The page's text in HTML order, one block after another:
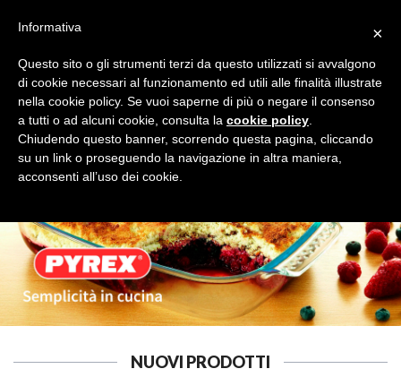
PICCOLI ELETTRODOMESTICI Cerca
NUOVI PRODOTTI
×
Informativa
Questo sito o gli strumenti terzi da questo utilizzati si avvalgono
di cookie necessari al funzionamento ed utili alle finalità illustrate
nella cookie policy. Se vuoi saperne di più o negare il consenso
a tutti o ad alcuni cookie, consulta la cookie policy
Chiudendo questo banner, scorrendo questa pagina, cliccando
su un link o proseguendo la navigazione in altra maniera,
acconsenti all’uso dei cookie.